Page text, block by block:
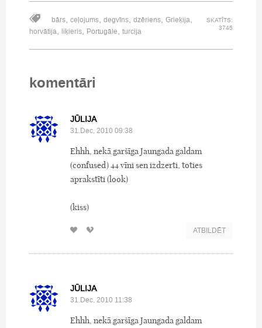
bārs, ceļojums, degvīns, dzēriens, Grieķija,
horvātija, liķieris, Portugāle, turcija
SKATĪTS:
3745
komentāri
JŪLIJA
31.Dec, 2010 09:38
Ehhh, nekā garšīga Jaungada galdam
(confused) 44 vīni sen izdzerti, toties
aprakstīti (look)
(kiss)
ATBILDĒT
JŪLIJA
31.Dec, 2010 11:38
Ehhh, nekā garšīga Jaungada galdam